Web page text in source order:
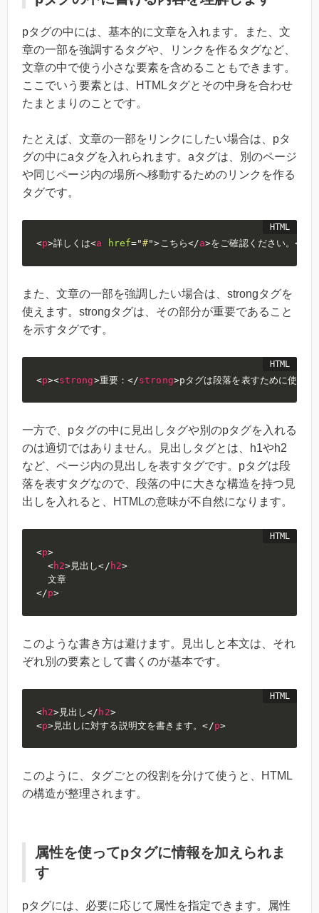
pタグの中には、基本的に文章を入れます。また、文
章の一部を強調するタグや、リンクを作るタグなど、
文章の中で使う小さな要素を含めることもできます。
ここでいう要素とは、HTMLタグとその中身を合わせ
たまとまりのことです。
たとえば、文章の一部をリンクにしたい場合は、pタ
グの中にaタグを入れられます。aタグは、別のページ
や同じページ内の場所へ移動するためのリンクを作る
タグです。
<p>詳しくは<a href="#">こちら</a>をご確認ください。</
また、文章の一部を強調したい場合は、strongタグを
使えます。strongタグは、その部分が重要であること
を示すタグです。
<p><strong>重要： </strong>pタグは段落を表すために使いま
一方で、pタグの中に見出しタグや別のpタグを入れる
のは適切ではありません。見出しタグとは、h1やh2
など、ページ内の見出しを表すタグです。pタグは段
落を表すタグなので、段落の中に大きな構造を持つ見
出しを入れると、HTMLの意味が不自然になります。
<p>
<h2>見出し</ h2>
  文章
</p>
このような書き方は避けます。見出しと本文は、それ
ぞれ別の要素として書くのが基本です。
<h2>見出し</ h2>
<p>見出しに対する説明文を書きます。</p>
このように、タグごとの役割を分けて使うと、HTML
の構造が整理されます。
属性を使ってpタグに情報を加えられま
す
pタグには、必要に応じて属性を指定できます。属性